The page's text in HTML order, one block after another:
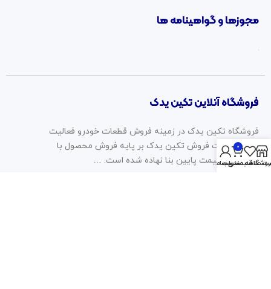
مجوزها و گواهینامه ها
فروشگاه آنلاین تکین یدک
فروشگاه تکین یدک در زمینه فروش قطعات خودرو فعالیت
دارد. سیاست فروش تکین یدک بر پایه فروش محصول با
کیفیت، با قیمت پایین بنا نهاده شده است. …
علاقه مندی ها
0
سبد خرید
حساب من